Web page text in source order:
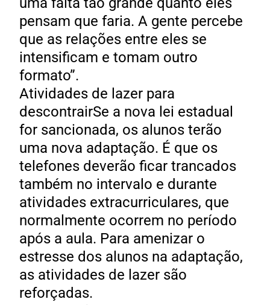
pensam que faria. A gente percebe
que as relações entre eles se
intensificam e tomam outro
formato”.
Atividades de lazer para
descontrairSe a nova lei estadual
for sancionada, os alunos terão
uma nova adaptação. É que os
telefones deverão ficar trancados
também no intervalo e durante
atividades extracurriculares, que
normalmente ocorrem no período
após a aula. Para amenizar o
estresse dos alunos na adaptação,
as atividades de lazer são
reforçadas.